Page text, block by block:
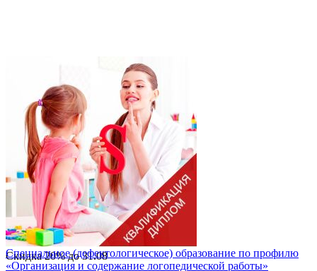
Скидка20%до31.08
Специальное (дефектологическое) образование по профилю
«Организация и содержание логопедической работы»